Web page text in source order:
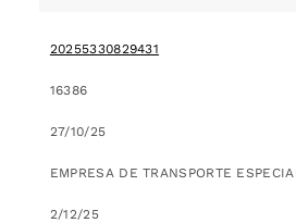
20255330829431
16386
27/10/25
EMPRESA DE TRANSPORTE
2/12/25